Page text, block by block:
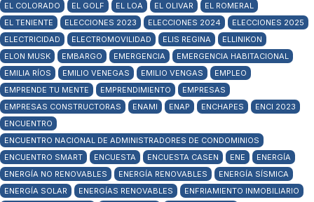
EL COLORADO
EL GOLF EL LOA EL OLIVAR
EL ROMERAL
EL TENIENTE
ELECCIONES 2023 ELECCIONES 2024
ELECCIONES 2025
ELECTRICIDAD
ELECTROMOVILIDAD ELIS REGINA
ELLINIKON
ELON MUSK
EMBARGO EMERGENCIA
EMERGENCIA HABITACIONAL
EMILIA RÍOS
EMILIO VENEGAS EMILIO VENGAS
EMPLEO
EMPRENDE TU MENTE
EMPRENDIMIENTO
EMPRESAS
EMPRESAS CONSTRUCTORAS
ENAMI ENAP ENCHAPES
ENCI 2023
ENCUENTRO
ENCUENTRO NACIONAL DE ADMINISTRADORES DE CONDOMINIOS
ENCUENTRO SMART
ENCUESTA ENCUESTA CASEN ENE
ENERGÍA
ENERGÍA NO RENOVABLES
ENERGÍA RENOVABLES
ENERGÍA SÍSMICA
ENERGÍA SOLAR
ENERGÍAS RENOVABLES
ENFRIAMIENTO INMOBILIARIO